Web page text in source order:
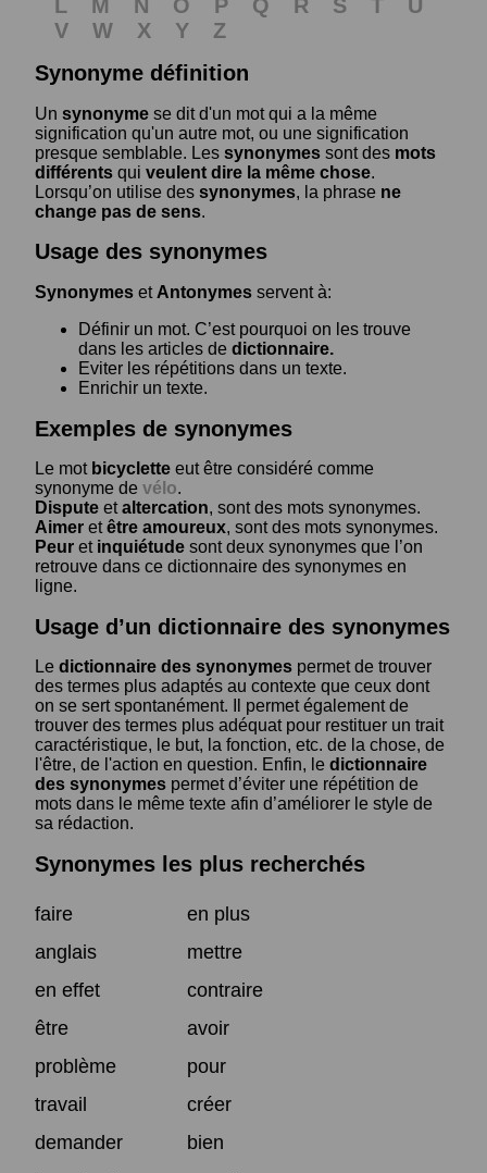
L M N O P Q R S
U
V
W X Y
Z
Synonyme définition
Un synonyme se dit d'un mot qui a la même
signification qu'un autre mot, ou une signification
presque semblable. Les synonymes sont des mots
différents qui veulent dire la même chose.
Lorsqu’on utilise des synonymes, la phrase ne
change pas de sens.
Usage des synonymes
Synonymes et Antonymes servent à:
Définir un mot. C’est pourquoi on les trouve
dans les articles de dictionnaire.
Eviter les répétitions dans un texte.
Enrichir un texte.
Exemples de synonymes
Le mot bicyclette eut être considéré comme
synonyme de vélo.
Dispute etaltercation, sont des mots synonymes.
Aimer etêtre amoureux, sont des mots synonymes.
Peur et inquiétude sont deux synonymes que l’on
retrouve dans ce dictionnaire des synonymes en
ligne.
Usage d’un dictionnaire des synonymes
Le dictionnaire des synonymes permet de trouver
des termes plus adaptés au contexte que ceux dont
on se sert spontanément. Il permet également de
trouver des termes plus adéquat pour restituer un trait
caractéristique, le but, la fonction, etc. de la chose, de
l'être, de l'action en question. Enfin, le dictionnaire
des synonymes permet d’éviter une répétition de
mots dans le même texte afin d’améliorer le style de
sa rédaction.
Synonymes les plus recherchés
faire
en plus
anglais
mettre
en effet
contraire
être
avoir
problème
pour
travail
créer
demander
bien